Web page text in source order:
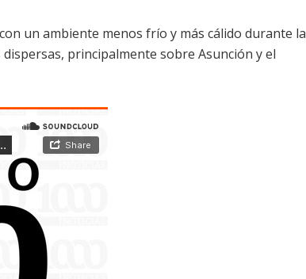
un ambiente menos frío y más cálido durante la
principalmente sobre Asunción y el